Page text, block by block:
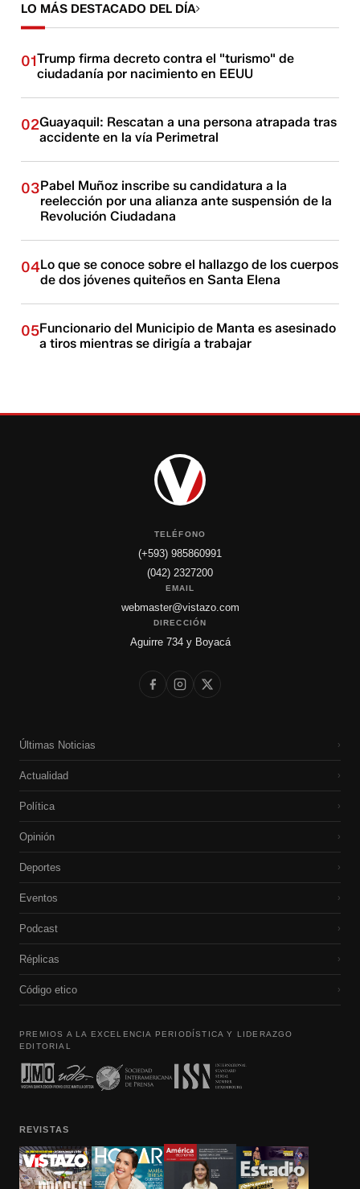
LO MÁS DESTACADO DEL DÍA
01Trump firma decreto contra el "turismo" de
ciudadanía por nacimiento en EEUU
02Guayaquil: Rescatan a una persona atrapada tras
accidente en la vía Perimetral
03Pabel Muñoz inscribe su candidatura a la
reelección por una alianza ante suspensión de la
Revolución Ciudadana
04Lo que se conoce sobre el hallazgo de los cuerpos
de dos jóvenes quiteños en Santa Elena
05Funcionario del Municipio de Manta es asesinado
a tiros mientras se dirigía a trabajar
TELÉFONO
(+593) 985860991
(042) 2327200
EMAIL
webmaster@vistazo.com
DIRECCIÓN
Aguirre 734 y Boyacá
Últimas Noticias ›
Actualidad ›
Política ›
Opinión ›
Deportes ›
Eventos ›
Podcast ›
Réplicas ›
Código etico ›
PREMIOS A LA EXCELENCIA PERIODÍSTICA Y LIDERAZGO
EDITORIAL
REVISTAS